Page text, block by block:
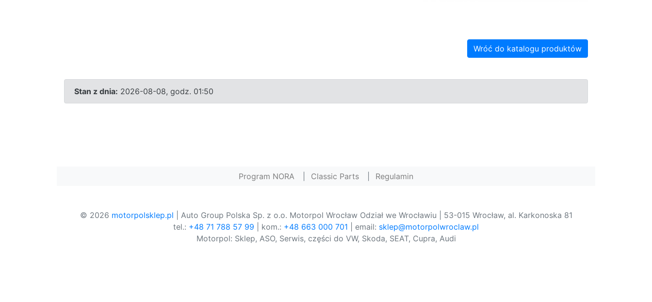
Wróć do katalogu produktów
Stan z dnia: 2026-08-08, godz. 01:50
Program NORA Classic Parts Regulamin
© 2026 motorpolsklep.pl | Auto Group Polska Sp. z o.o. Motorpol Wrocław Odział we Wrocławiu | 53-015 Wrocław, al. Karkonoska 81
tel.: +48 71 788 57 99 | kom.: +48 663 000 701 | email: sklep@motorpolwroclaw.pl
Motorpol: Sklep, ASO, Serwis, części do VW, Skoda, SEAT, Cupra, Audi